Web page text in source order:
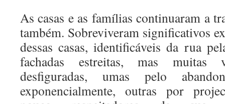
As casas e as famílias continuaram a
também. Sobreviveram significativos
dessas casas, identificáveis da rua
fachadas estreitas, mas muitas
desfiguradas, umas pelo
exponencialmente, outras por